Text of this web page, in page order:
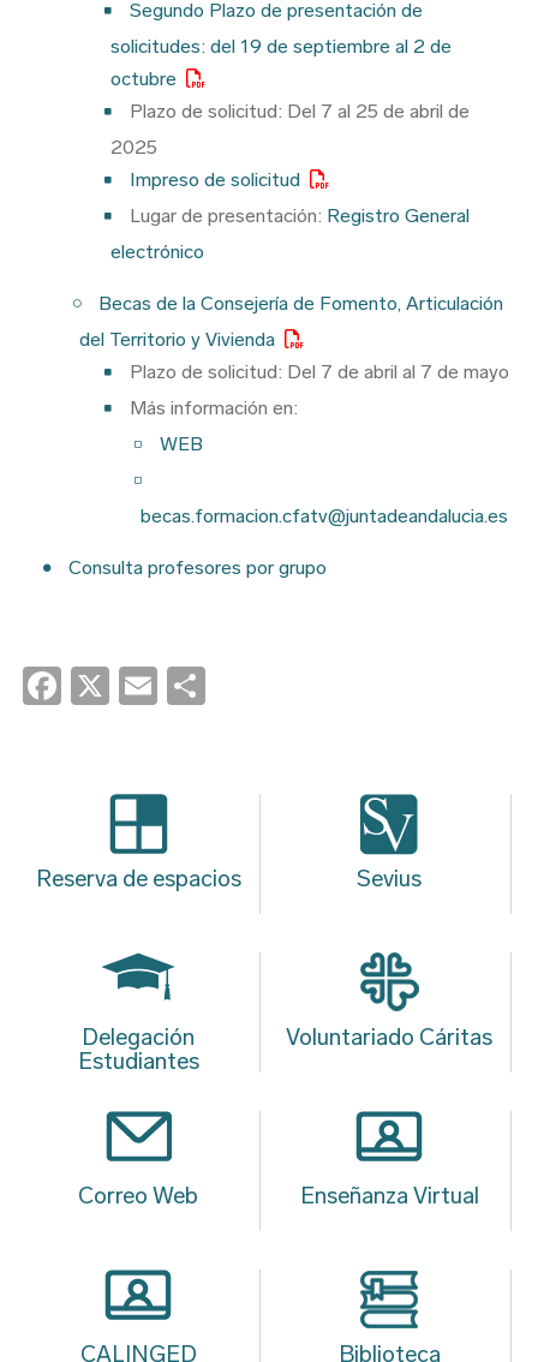
Segundo Plazo de presentación de
solicitudes: del 19 de septiembre al 2 de
octubre
Plazo de solicitud: Del 7 al 25 de abril de
2025
Impreso de solicitud
Lugar de presentación: Registro General
electrónico
Becas de la Consejería de Fomento, Articulación
del Territorio y Vivienda
Plazo de solicitud: Del 7 de abril al 7 de mayo
Más información en:
WEB
becas.formacion.cfatv@juntadeandalucia.es
Consulta profesores por grupo
Facebook
X Email
Reserva de espacios Sevius
Delegación
Estudiantes
Voluntariado Cáritas
Correo Web Enseñanza Virtual
CALINGED Biblioteca